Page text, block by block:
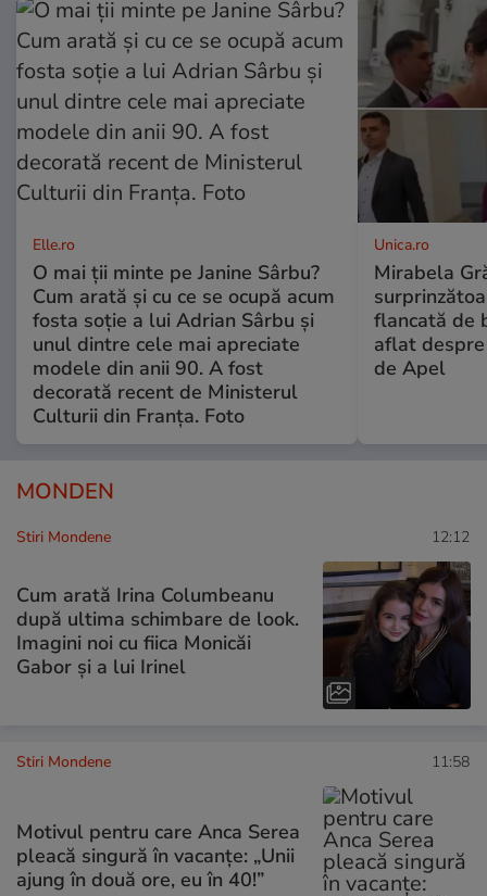
Elle.ro
O mai ții minte pe Janine Sârbu?
Cum arată și cu ce se ocupă acum
fosta soție a lui Adrian Sârbu și
unul dintre cele mai apreciate
modele din anii 90. A fost
decorată recent de Ministerul
Culturii din Franța. Foto
Unica.ro
Mirabela
flancată de
aflat
de Apel
MONDEN
Stiri Mondene 12:12
Cum arată Irina Columbeanu
după ultima schimbare de look.
Imagini noi cu fiica Monicăi
Gabor și a lui Irinel
Stiri Mondene 11:58
Motivul pentru care Anca Serea
pleacă singură în vacanțe: „Unii
ajung în două ore, eu în 40!”